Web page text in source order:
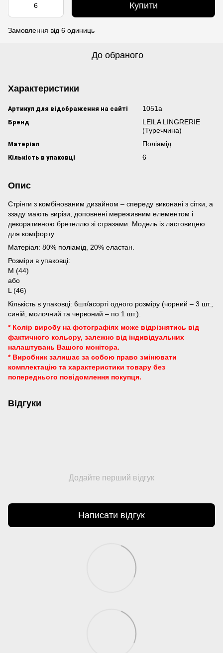
Купити
Замовлення від 6 одиниць
До обраного
Характеристики
Артикул для відображення на сайті 1051а
Бренд
LEILA LINGRERIE
(Туреччина)
Матеріал Поліамід
Кількість в упаковці 6
Опис
Стрінги з комбінованим дизайном – спереду виконані з сітки, а
ззаду мають вирізи, доповнені мереживним елементом і
декоративною бретеллю зі стразами. Модель із ластовицею
для комфорту.
Матеріал: 80% поліамід, 20% еластан.
Розміри в упаковці:
М (44)
або
L (46)
Кількість в упаковці: 6шт/асорті одного розміру (чорний – 3 шт.,
синій, молочний та червоний – по 1 шт.).
* Колір виробу на фотографіях може відрізнятись від
фактичного кольору, залежно від індивідуальних
налаштувань Вашого монітора.
* Виробник залишає за собою право змінювати
комплектацію та характеристики товару без
попереднього повідомлення покупця.
Відгуки
Додайте перший відгук
Написати відгук